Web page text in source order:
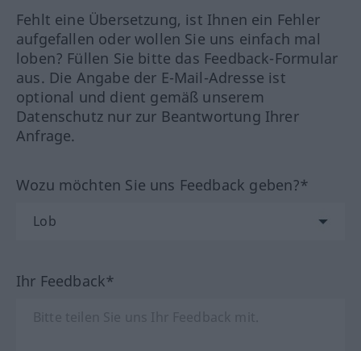
Fehlt eine Übersetzung, ist Ihnen ein Fehler
aufgefallen oder wollen Sie uns einfach mal
loben? Füllen Sie bitte das Feedback-Formular
aus. Die Angabe der E-Mail-Adresse ist
optional und dient gemäß unserem
Datenschutz nur zur Beantwortung Ihrer
Anfrage.
Wozu möchten Sie uns Feedback geben?*
Ihr Feedback*